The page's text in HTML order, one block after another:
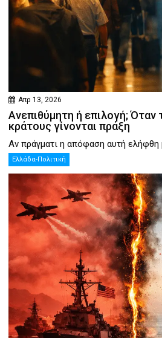
Απρ 13, 2026
Ανεπιθύμητη ή επιλογή; Όταν
κράτους γίνονται πράξη
Αν πράγματι η απόφαση αυτή ελήφθη
Ελλάδα-Πολιτική